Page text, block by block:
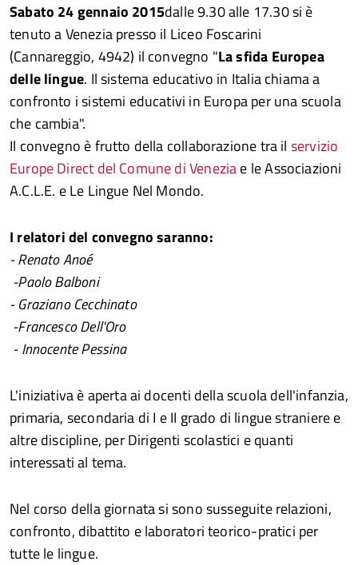
Sabato 24 gennaio 2015dalle 9.30 alle 17.30 si è
tenuto a Venezia presso il Liceo Foscarini
(Cannareggio, 4942) il convegno "La sfida Europea
delle lingue. Il sistema educativo in Italia chiama a
confronto i sistemi educativi in Europa per una scuola
che cambia".
Il convegno è frutto della collaborazione tra il servizio
Europe Direct del Comune di Veneziae le Associazioni
A.C.L.E. e Le Lingue Nel Mondo.
I relatori del convegno saranno:
- Renato Anoé
-Paolo Balboni
- Graziano Cecchinato
-Francesco Dell'Oro
- Innocente Pessina
L'iniziativa è aperta ai docenti della scuola dell'infanzia,
primaria, secondaria di I e II grado di lingue straniere e
altre discipline, per Dirigenti scolastici e quanti
interessati al tema.
Nel corso della giornata si sono susseguite relazioni,
confronto, dibattito e laboratori teorico-pratici per
tutte le lingue.